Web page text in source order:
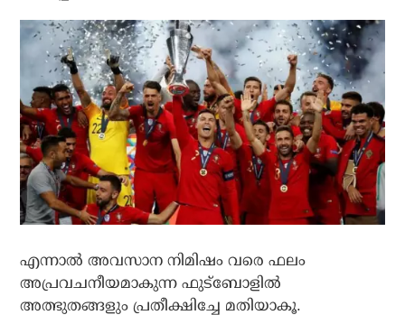
എന്നാല്‍ അവസാന നിമിഷം വരെ ഫലം
അപ്രവചനീയമാകുന്ന ഫുട്‌ബോളില്‍
അത്ഭുതങ്ങളും പ്രതീക്ഷിച്ചേ മതിയാകൂ.